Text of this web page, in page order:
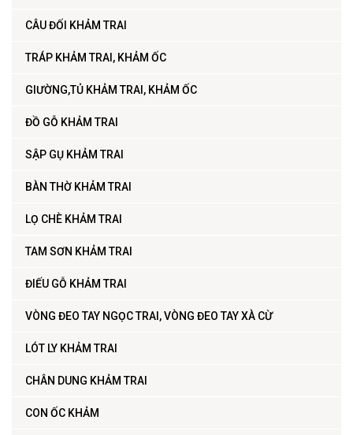
CÂU ĐỐI KHẢM TRAI
TRÁP KHẢM TRAI, KHẢM ỐC
GIƯỜNG,TỦ KHẢM TRAI, KHẢM ỐC
ĐỒ GỖ KHẢM TRAI
SẬP GỤ KHẢM TRAI
BÀN THỜ KHẢM TRAI
LỌ CHÈ KHẢM TRAI
TAM SƠN KHẢM TRAI
ĐIẾU GỖ KHẢM TRAI
VÒNG ĐEO TAY NGỌC TRAI, VÒNG ĐEO TAY XÀ CỪ
LÓT LY KHẢM TRAI
CHÂN DUNG KHẢM TRAI
CON ỐC KHẢM